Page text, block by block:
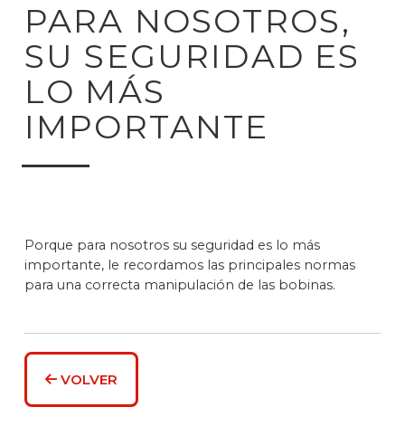
PARA NOSOTROS,
SU SEGURIDAD ES
LO MÁS
IMPORTANTE
Porque para nosotros su seguridad es lo más
importante, le recordamos las principales normas
para una correcta manipulación de las bobinas.
VOLVER